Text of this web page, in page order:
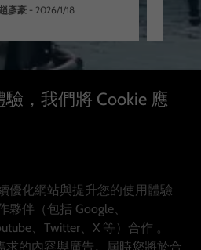
趙彥豪- 2026/1/18
淡水魚苗網
區中正二路155-4號
，我們將 Cookie 應
優化網站與提升您的使用體驗
伴（包括 Google、
、Twitter、X 等）合作 。
求的內容與廣告。屆時您將於合